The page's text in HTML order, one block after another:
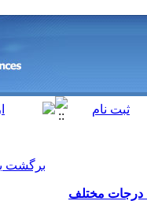
برگشت
درجات مختلف